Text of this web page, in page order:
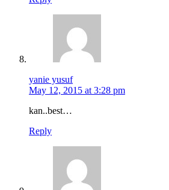
yanie yusuf
May 12, 2015 at 3:28 pm
kan..best…
Reply